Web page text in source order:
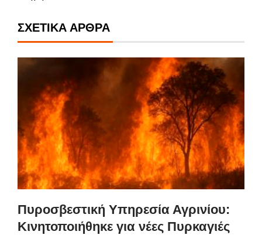
ΣΧΕΤΙΚΆ ΆΡΘΡΑ
Πυροσβεστική Υπηρεσία Αγρινίου:
Κινητοποιήθηκε για νέες Πυρκαγιές